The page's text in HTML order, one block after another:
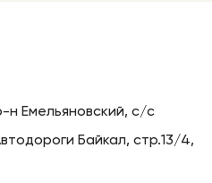
н Емельяновский, с/с
Байкал, стр.13/4,